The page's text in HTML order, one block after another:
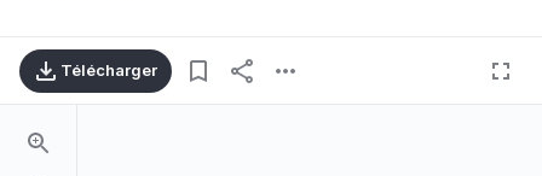
Télécharger